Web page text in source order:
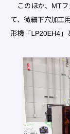
このほか、MTフ
て、微細下穴加工
形機「LP20EH4」